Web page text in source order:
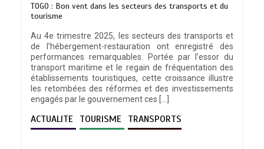
TOGO : Bon vent dans les secteurs des transports et du
tourisme
Au 4e trimestre 2025, les secteurs des transports et
de l’hébergement-restauration ont enregistré des
performances remarquables. Portée par l’essor du
transport maritime et le regain de fréquentation des
établissements touristiques, cette croissance illustre
les retombées des réformes et des investissements
engagés par le gouvernement ces […]
ACTUALITE TOURISME TRANSPORTS